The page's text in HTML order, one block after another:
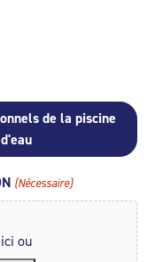
de la piscine
(Nécessaire)
ou